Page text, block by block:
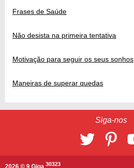
Frases de Saúde
Não desista na primeira tentativa
Motivação para seguir os seus sonhos
Maneiras de superar quedas
Siga-nos
2026 © 9 Giga 30323